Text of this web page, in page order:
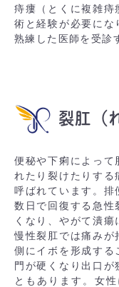
痔瘻（とくに複雑痔
術と経験が必要にな
熟練した医師を受診
裂肛（
便秘や下痢によって
れたり裂けたりする
呼ばれています。排
数日で回復する急性
くなり、やがて潰瘍
慢性裂肛では痛みが
側にイボを形成する
門が硬くなり出口が
ともあります。女